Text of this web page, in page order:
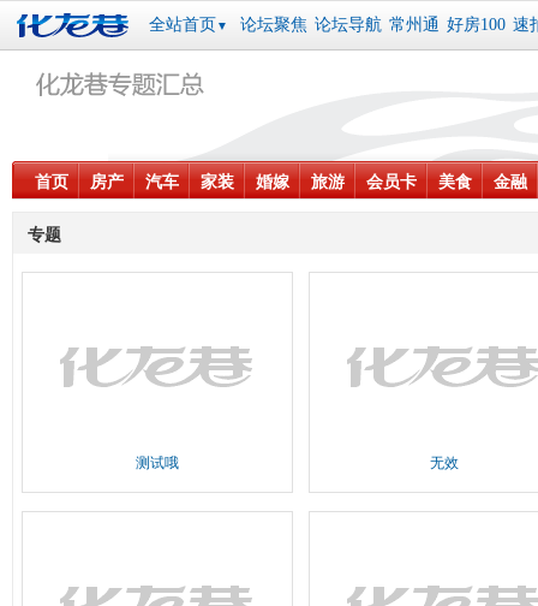
全站首页 ▼ 论坛聚焦 论坛导航 常州通 好房100 速
首页 房产 汽车 家装 婚嫁 旅游 会员卡 美食 金融
专题
测试哦 无效